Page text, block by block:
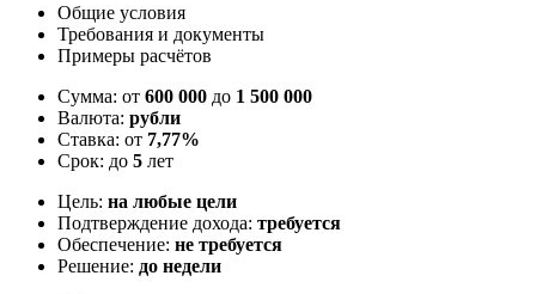
Общие условия
Требования и документы
Примеры расчётов
Сумма: от 600 000 до 1 500 000
Валюта: рубли
Ставка: от 7,77%
Срок: до 5 лет
Цель: на любые цели
Подтверждение дохода: требуется
Обеспечение: не требуется
Решение: до недели